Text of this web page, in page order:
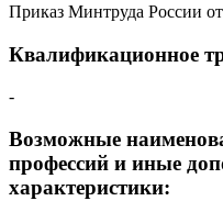
Приказ Минтруда России
Квалификационное
-
Возможные
профессий и иные
характеристики: